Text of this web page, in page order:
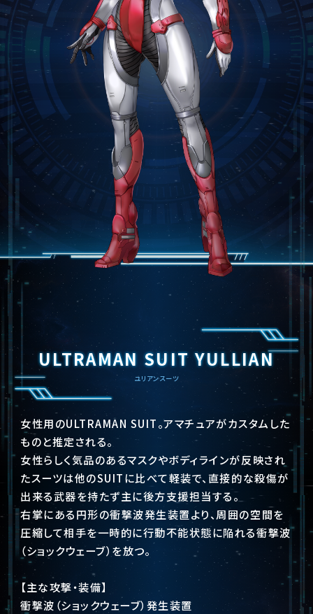
ULTRAMAN SUIT YULLIAN
ユリアンスーツ
女性用のULTRAMAN SUIT。アマチュアがカスタムした
ものと推定される。
女性らしく気品のあるマスクやボディラインが反映され
たスーツは他のSUITに比べて軽装で、直接的な殺傷が
出来る武器を持たず主に後方支援担当する。
右掌にある円形の衝撃波発生装置より、周囲の空間を
圧縮して相手を一時的に行動不能状態に陥れる衝撃波
（ショックウェーブ）を放つ。
【主な攻撃・装備】
衝撃波（ショックウェーブ）発生装置